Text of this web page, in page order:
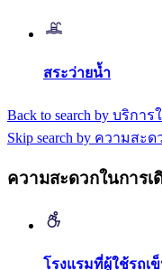
สระว่ายน้ำ
Back to search by บริก
Skip search by ความสะ
ความสะดวกในการเ
โรงแรมที่ผู้ใช้รถเ